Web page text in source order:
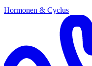
Hormonen & Cyclus